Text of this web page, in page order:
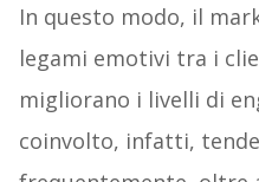
In questo modo, il
legami emotivi tra i
migliorano i livelli di
coinvolto, infatti,